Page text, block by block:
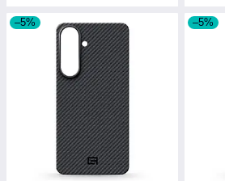
–5% –5%